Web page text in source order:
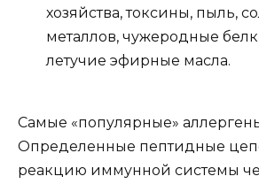
хозяйства, токсины, пыль,
металлов, чужеродные
летучие эфирные масла.
Самые «популярные»
Определенные пептидные
реакцию иммунной системы